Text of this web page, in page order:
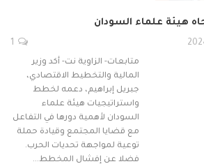
هيئة علماء السودان
متابعات- الزاوية نت- أكد وزير
المالية والتخطيط الاقتصادي،
جبريل إبراهيم، دعمه لخطط
واستراتيجيات هيئة علماء
السودان لأهمية دورها في التفاعل
مع قضايا المجتمع وقيادة حملة
توعية لمواجهة تحديات الحرب.
فضلا عن إفشال المخطط…